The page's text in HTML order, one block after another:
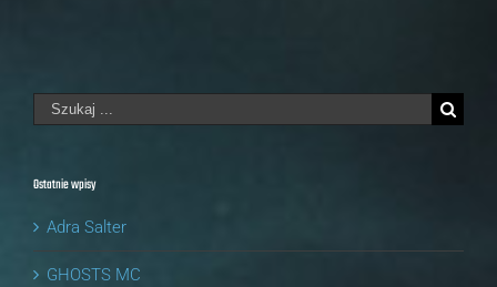
Szukaj
Ostatnie wpisy
Adra Salter
GHOSTS MC